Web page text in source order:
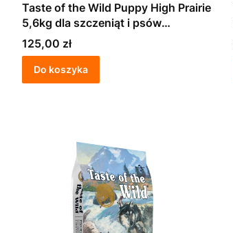
Taste of the Wild Puppy High Prairie
5,6kg dla szczeniąt i psów
dorosłych
Cena
125,00 zł
Do koszyka